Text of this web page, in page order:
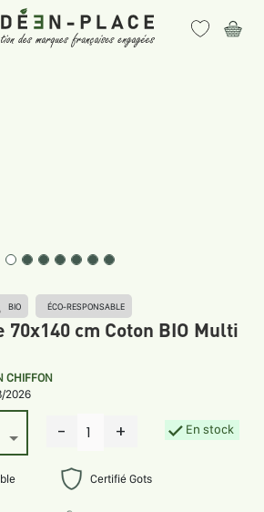
BIO ÉCO-RESPONSABLE
70x140 cm Coton BIO Multi
CHIFFON
2026
Certifié Gots
- 1 + En stock